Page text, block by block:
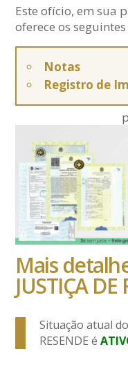
Este ofício, em sua
oferece os
Notas
Registro de
Mais
JUSTIÇA DE
Situação atual do
RESENDE é